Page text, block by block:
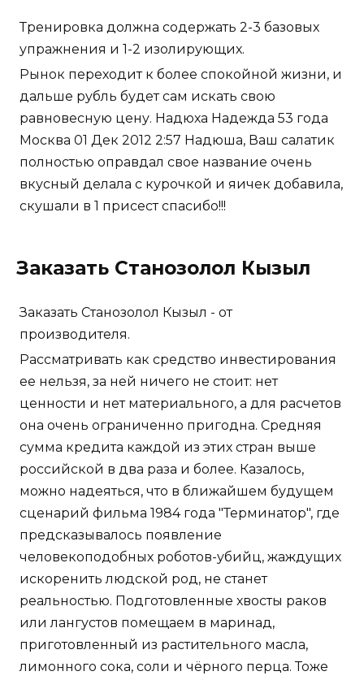
Тренировка должна содержать 2-3 базовых
упражнения и 1-2 изолирующих.
Рынок переходит к более спокойной жизни, и
дальше рубль будет сам искать свою
равновесную цену. Надюха Надежда 53 года
Москва 01 Дек 2012 2:57 Надюша, Ваш салатик
полностью оправдал свое название очень
вкусный делала с курочкой и яичек добавила,
скушали в 1 присест спасибо!!!
Заказать Станозолол Кызыл
Заказать Станозолол Кызыл - от
производителя.
Рассматривать как средство инвестирования
ее нельзя, за ней ничего не стоит: нет
ценности и нет материального, а для расчетов
она очень ограниченно пригодна. Средняя
сумма кредита каждой из этих стран выше
российской в два раза и более. Казалось,
можно надеяться, что в ближайшем будущем
сценарий фильма 1984 года "Терминатор", где
предсказывалось появление
человекоподобных роботов-убийц, жаждущих
искоренить людской род, не станет
реальностью. Подготовленные хвосты раков
или лангустов помещаем в маринад,
приготовленный из растительного масла,
лимонного сока, соли и чёрного перца. Тоже